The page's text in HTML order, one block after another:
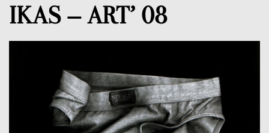
IKAS – ART’ 08